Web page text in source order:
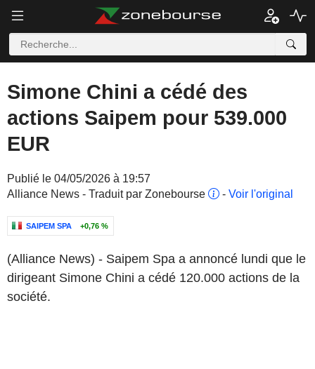
Simone Chini a cédé des
actions Saipem pour 539.000
EUR
Publié le 04/05/2026 à 19:57
Alliance News - Traduit par Zonebourse
- Voir l'original
SAIPEM SPA +0,76 %
(Alliance News) - Saipem Spa a annoncé lundi que le
dirigeant Simone Chini a cédé 120.000 actions de la
société.